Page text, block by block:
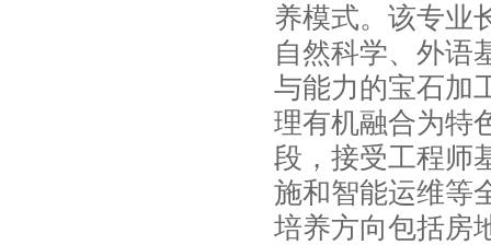
养模式。该专业
自然科学、外语
与能力的宝石加
理有机融合为特
段，接受工程师
施和智能运维等
培养方向包括房